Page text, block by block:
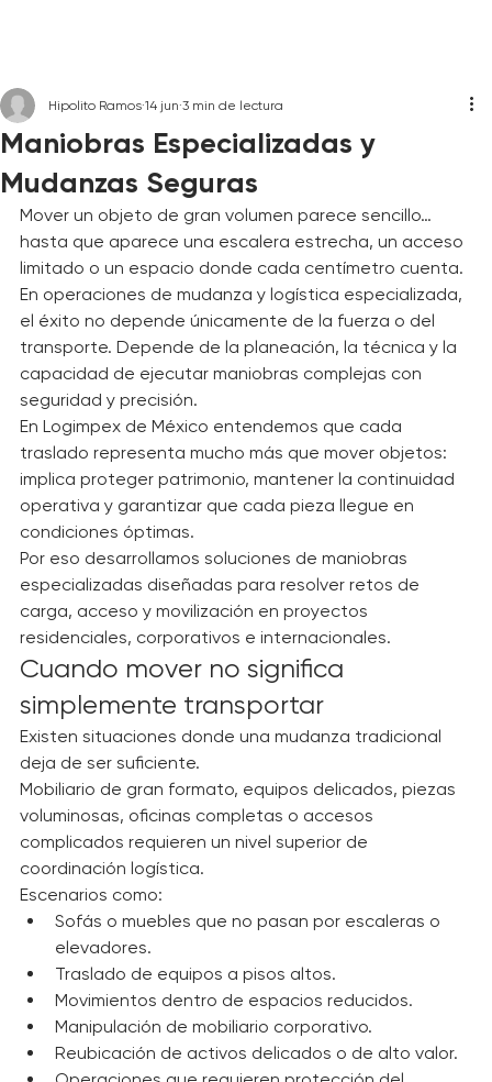
Maniobras Especializadas y
Mudanzas Seguras
Hipolito Ramos 14 jun 3 min de lectura
Mover un objeto de gran volumen parece sencillo…
hasta que aparece una escalera estrecha, un acceso
limitado o un espacio donde cada centímetro cuenta.
En operaciones de mudanza y logística especializada,
el éxito no depende únicamente de la fuerza o del
transporte. Depende de la planeación, la técnica y la
capacidad de ejecutar maniobras complejas con
seguridad y precisión.
En Logimpex de México entendemos que cada
traslado representa mucho más que mover objetos:
implica proteger patrimonio, mantener la continuidad
operativa y garantizar que cada pieza llegue en
condiciones óptimas.
Por eso desarrollamos soluciones de maniobras
especializadas diseñadas para resolver retos de
carga, acceso y movilización en proyectos
residenciales, corporativos e internacionales.
Cuando mover no significa
simplemente transportar
Existen situaciones donde una mudanza tradicional
deja de ser suficiente.
Mobiliario de gran formato, equipos delicados, piezas
voluminosas, oficinas completas o accesos
complicados requieren un nivel superior de
coordinación logística.
Escenarios como:
Sofás o muebles que no pasan por escaleras o
elevadores.
Traslado de equipos a pisos altos.
Movimientos dentro de espacios reducidos.
Manipulación de mobiliario corporativo.